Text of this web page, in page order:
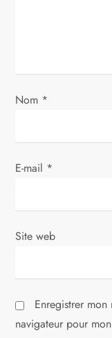
a
t
c
e
Nom *
E-mail *
Site web
Enregistrer
navigateur pour